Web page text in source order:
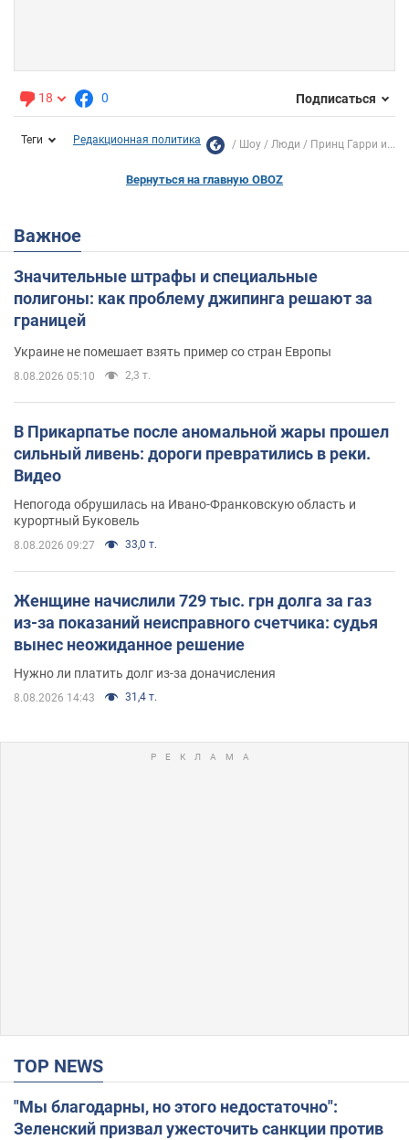
18 0 Подписаться
Теги Редакционная политика Шоу Люди Принц Гарри и...
Вернуться на главную OBOZ
Важное
Значительные штрафы и специальные
полигоны: как проблему джипинга решают за
границей
Украине не помешает взять пример со стран Европы
8.08.2026 05:10 2,3 т.
В Прикарпатье после аномальной жары прошел
сильный ливень: дороги превратились в реки.
Видео
Непогода обрушилась на Ивано-Франковскую область и
курортный Буковель
8.08.2026 09:27 33,0 т.
Женщине начислили 729 тыс. грн долга за газ
из-за показаний неисправного счетчика: судья
вынес неожиданное решение
Нужно ли платить долг из-за доначисления
8.08.2026 14:43 31,4 т.
TOP NEWS
"Мы благодарны, но этого недостаточно":
Зеленский призвал ужесточить санкции против